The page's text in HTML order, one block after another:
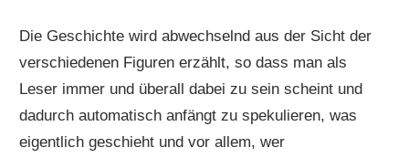
Die Geschichte wird abwechselnd aus der Sicht der
verschiedenen Figuren erzählt, so dass man als
Leser immer und überall dabei zu sein scheint und
dadurch automatisch anfängt zu spekulieren, was
eigentlich geschieht und vor allem, wer